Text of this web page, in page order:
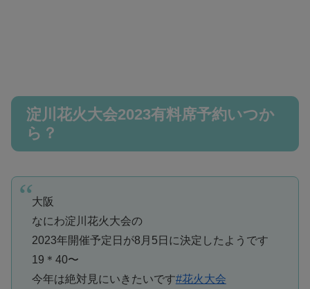
淀川花火大会2023有料席予約いつか
ら？
大阪
なにわ淀川花火大会の
2023年開催予定日が8月5日に決定したようです
19＊40〜
今年は絶対見にいきたいです#花火大会